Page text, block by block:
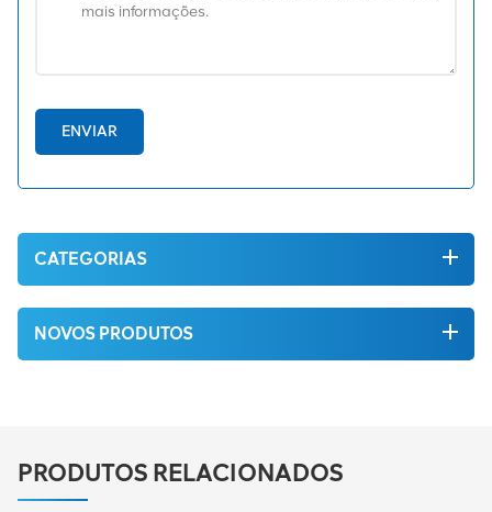
ENVIAR
CATEGORIAS
NOVOS PRODUTOS
PRODUTOS RELACIONADOS